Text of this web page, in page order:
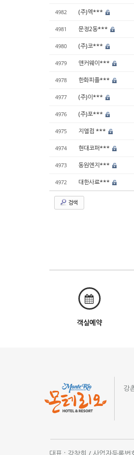
4982 (주)엑***
4981 문정2동***
4980 (주)코***
4979 앤커웨이***
4978 한화피플***
4977 (주)이***
4976 (주)포***
4975 지엘컴 ***
4974 현대코퍼***
4973 동원엔지***
4972 대한사료***
검색
객실예약
강